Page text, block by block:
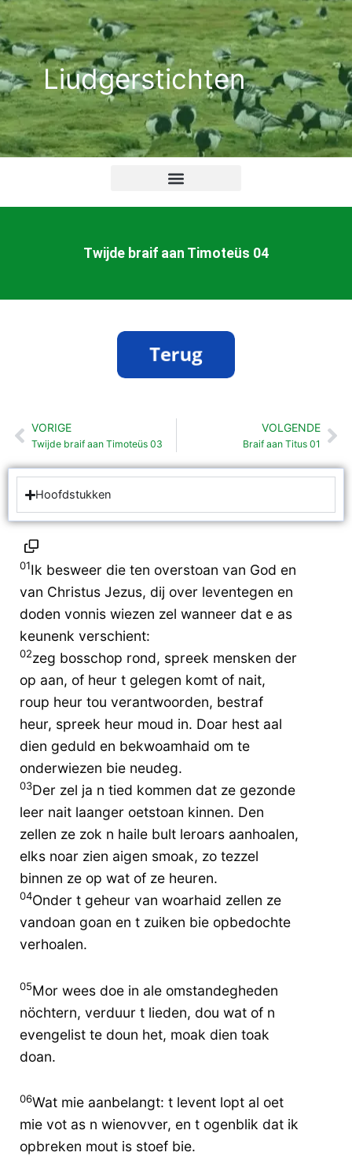
Ga
naar
de
inhoudLiudgerstichten
Twijde braif aan Timoteüs 04
Vorige
VORIGE
Twijde braif aan Timoteüs 03
VOLGENDE
Braif aan Titus 01
Hoofdstukken
01Ik besweer die ten overstoan van God en
van Christus Jezus, dij over leventegen en
doden vonnis wiezen zel wanneer dat e as
keunenk verschient:
02zeg bosschop rond, spreek mensken der
op aan, of heur t gelegen komt of nait,
roup heur tou verantwoorden, bestraf
heur, spreek heur moud in. Doar hest aal
dien geduld en bekwoamhaid om te
onderwiezen bie neudeg.
03Der zel ja n tied kommen dat ze gezonde
leer nait laanger oetstoan kinnen. Den
zellen ze zok n haile bult leroars aanhoalen,
elks noar zien aigen smoak, zo tezzel
binnen ze op wat of ze heuren.
04Onder t geheur van woarhaid zellen ze
vandoan goan en t zuiken bie opbedochte
verhoalen.
05Mor wees doe in ale omstandegheden
nöchtern, verduur t lieden, dou wat of n
evengelist te doun het, moak dien toak
doan.
06Wat mie aanbelangt: t levent lopt al oet
mie vot as n wienovver, en t ogenblik dat ik
opbreken mout is stoef bie.